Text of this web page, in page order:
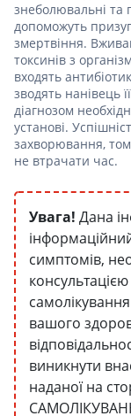
знеболювальні та
допоможуть
змертвіння.
токсинів з
входять
зводять нанівець
діагнозом
установі.
захворювання,
не втрачати час.
Увага! Дана
симптомів,
вашого
виникнути
наданої на